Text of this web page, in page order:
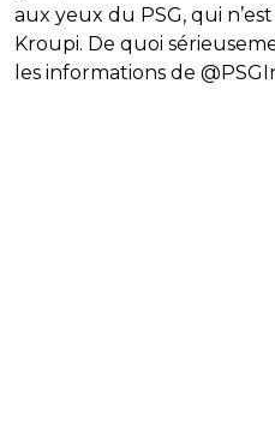
aux yeux du PSG, qui
Kroupi. De quoi
les informations de